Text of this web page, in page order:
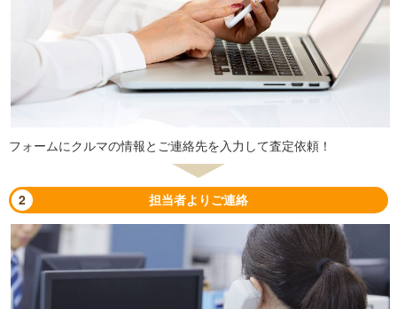
フォームにクルマの情報とご連絡先を入力して査定依頼！
2 担当者よりご連絡